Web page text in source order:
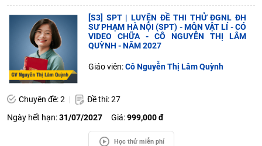
[S3] SPT | LUYỆN ĐỀ THI THỬ ĐGNL ĐH
SƯ PHẠM HÀ NỘI (SPT) - MÔN VẬT LÍ - CÓ
VIDEO CHỮA - CÔ NGUYỄN THỊ LÂM
QUỲNH - NĂM 2027
Giáo viên:Cô Nguyễn Thị Lâm Quỳnh
Chuyên đề: 2
Đề thi: 27
Ngày hết hạn:31/07/2027 Giá:999,000 đ
Học thử miễn phí